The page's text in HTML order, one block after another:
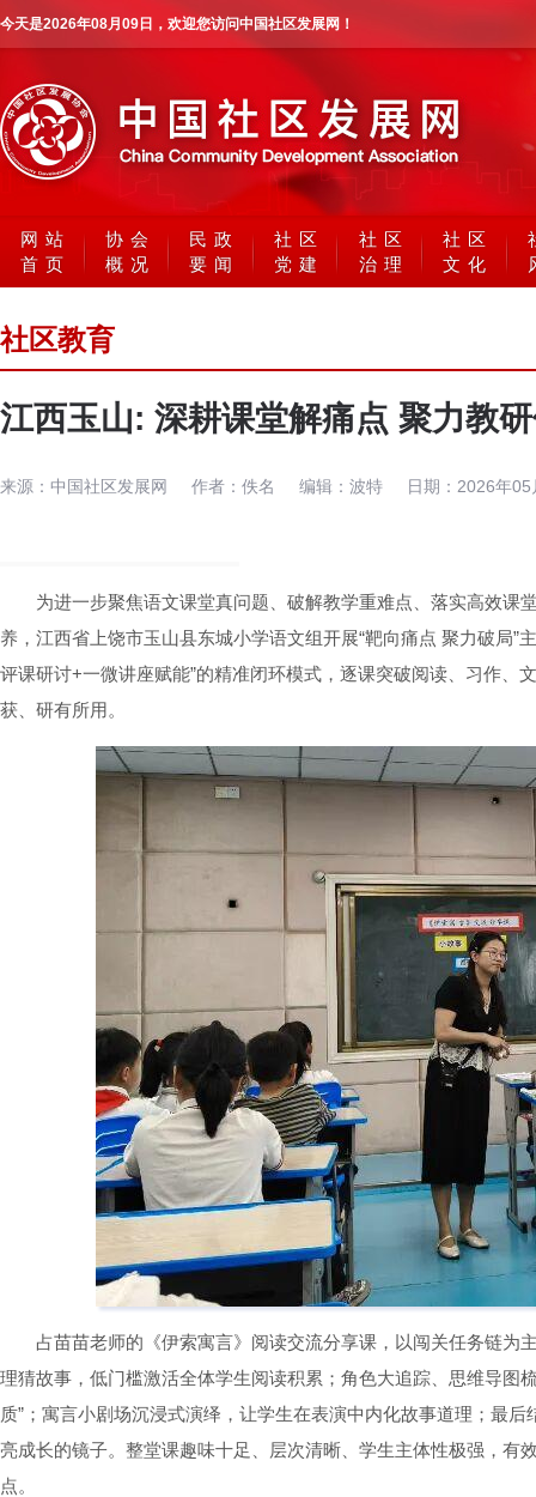
今天是2026年08月09日 ，欢迎您访问中国社区发展网！
网站
首页
协会
概况
民政
要闻
社区
党建
社区
治理
社区
文化
社区教育
江西玉山: 深耕课堂解痛点 聚力教
来源： 中国社区发展网 作者： 佚名 编辑： 波特 日期： 2026年05
为进一步聚焦语文课堂真问题、破解教学重难点、落实高效课
养，江西省上饶市玉山县东城小学语文组开展“靶向痛点 聚力破局”
评课研讨+一微讲座赋能”的精准闭环模式，逐课突破阅读、习作、
获、研有所用。
占苗苗老师的《伊索寓言》阅读交流分享课，以闯关任务链为
理猜故事，低门槛激活全体学生阅读积累；角色大追踪、思维导图
质”；寓言小剧场沉浸式演绎，让学生在表演中内化故事道理；最
亮成长的镜子。整堂课趣味十足、层次清晰、学生主体性极强，有
点。